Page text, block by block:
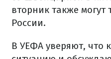
вторник также могут
России.
В УЕФА уверяют, что